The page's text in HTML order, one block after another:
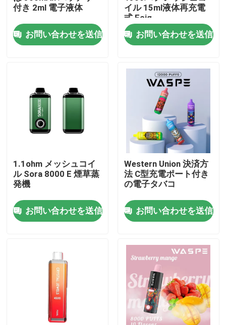
家
ビデオ
私達について
工場旅行
私達に連絡しなさい
Vapeの使い捨て可能なペン
CBD使い捨て可能なVapeの装置
付き 2ml 電子液体
お問い合わせを送信
イル 15ml液体再充電
式 Ecig
お問い合わせを送信
1.1ohm メッシュコイ
ル Sora 8000 E 煙草蒸
発機
お問い合わせを送信
Western Union 決済方
法 C型充電ポート付き
の電子タバコ
お問い合わせを送信